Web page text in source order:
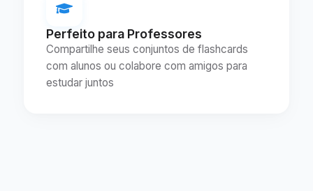
Perfeito para Professores
Compartilhe seus conjuntos de flashcards
com alunos ou colabore com amigos para
estudar juntos